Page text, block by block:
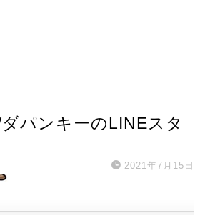
パンキーのLINEスタ
2021年7月15日